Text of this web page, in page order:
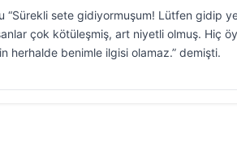
“Sürekli sete gidiyormuşum! Lütfen gidip
çok kötüleşmiş, art niyetli olmuş. Hiç
herhalde benimle ilgisi olamaz.” demişti.